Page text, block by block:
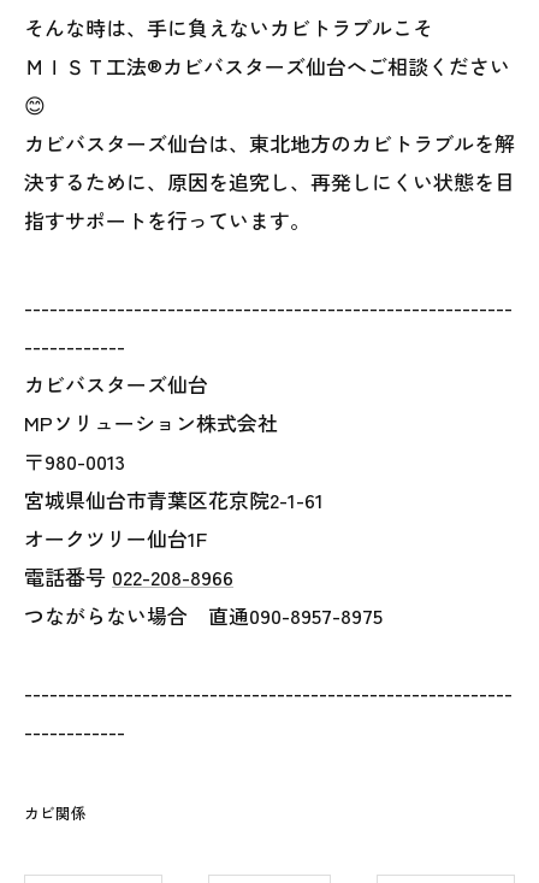
そんな時は、手に負えないカビトラブルこそ
ＭＩＳＴ工法®カビバスターズ仙台へご相談ください
😊
カビバスターズ仙台は、東北地方のカビトラブルを解
決するために、原因を追究し、再発しにくい状態を目
指すサポートを行っています。
----------------------------------------------------------
------------
カビバスターズ仙台
MPソリューション株式会社
〒980-0013
宮城県仙台市青葉区花京院2-1-61
オークツリー仙台1F
電話番号 022-208-8966
つながらない場合 直通090-8957-8975
----------------------------------------------------------
------------
カビ関係